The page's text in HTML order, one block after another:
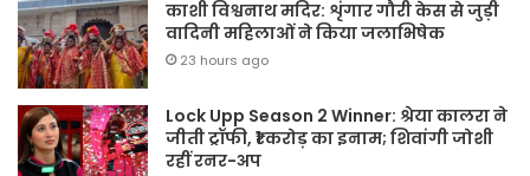
काशी विश्वनाथ मदिर: शृंगार गौरी केस से जुड़ी
वादिनी महिलाओं ने किया जलाभिषेक
23 hours ago
Lock Upp Season 2 Winner: श्रेया कालरा ने
जीती ट्रॉफी, ₹1 करोड़ का इनाम; शिवांगी जोशी
रहीं रनर-अप